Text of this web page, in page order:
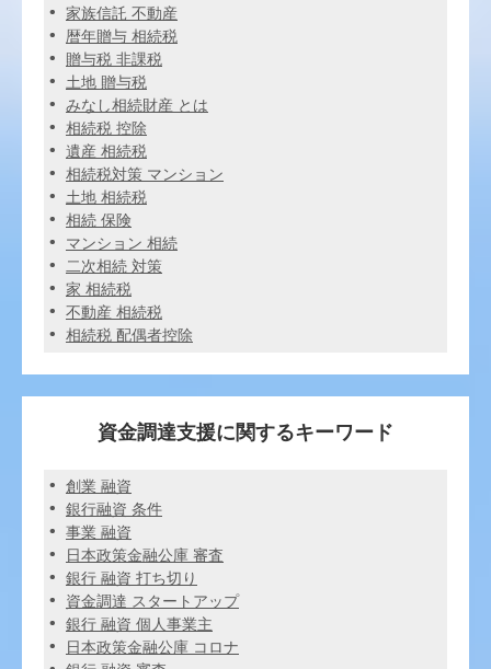
家族信託 不動産
暦年贈与 相続税
贈与税 非課税
土地 贈与税
みなし相続財産 とは
相続税 控除
遺産 相続税
相続税対策 マンション
土地 相続税
相続 保険
マンション 相続
二次相続 対策
家 相続税
不動産 相続税
相続税 配偶者控除
資金調達支援に関するキーワード
創業 融資
銀行融資 条件
事業 融資
日本政策金融公庫 審査
銀行 融資 打ち切り
資金調達 スタートアップ
銀行 融資 個人事業主
日本政策金融公庫 コロナ